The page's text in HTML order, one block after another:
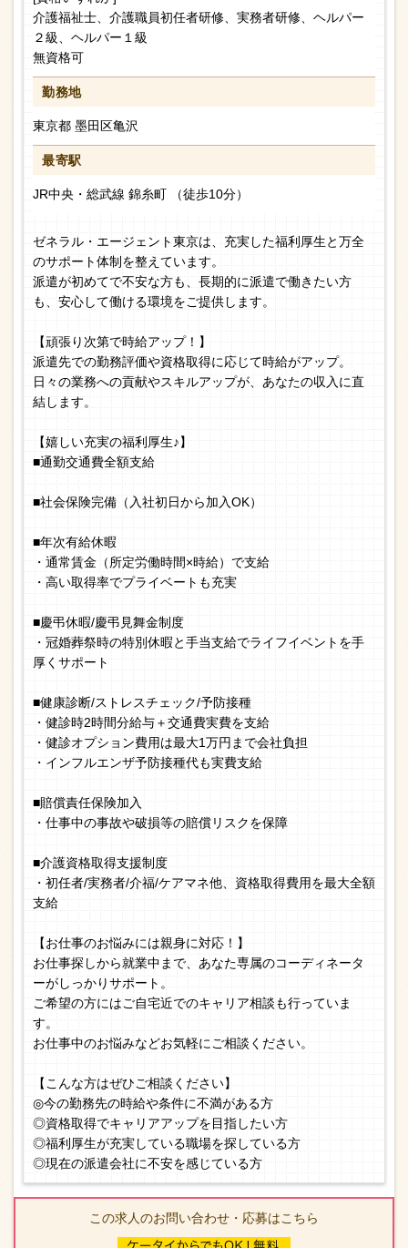
介護福祉士、介護職員初任者研修、実務者研修、ヘルパー
２級、ヘルパー１級
無資格可
勤務地
東京都 墨田区亀沢
最寄駅
JR中央・総武線 錦糸町 （徒歩10分）
ゼネラル・エージェント東京は、充実した福利厚生と万全
のサポート体制を整えています。
派遣が初めてで不安な方も、長期的に派遣で働きたい方
も、安心して働ける環境をご提供します。
【頑張り次第で時給アップ！】
派遣先での勤務評価や資格取得に応じて時給がアップ。
日々の業務への貢献やスキルアップが、あなたの収入に直
結します。
【嬉しい充実の福利厚生♪】
■通勤交通費全額支給
■社会保険完備（入社初日から加入OK）
■年次有給休暇
・通常賃金（所定労働時間×時給）で支給
・高い取得率でプライベートも充実
■慶弔休暇/慶弔見舞金制度
・冠婚葬祭時の特別休暇と手当支給でライフイベントを手
厚くサポート
■健康診断/ストレスチェック/予防接種
・健診時2時間分給与＋交通費実費を支給
・健診オプション費用は最大1万円まで会社負担
・インフルエンザ予防接種代も実費支給
■賠償責任保険加入
・仕事中の事故や破損等の賠償リスクを保障
■介護資格取得支援制度
・初任者/実務者/介福/ケアマネ他、資格取得費用を最大全額
支給
【お仕事のお悩みには親身に対応！】
お仕事探しから就業中まで、あなた専属のコーディネータ
ーがしっかりサポート。
ご希望の方にはご自宅近でのキャリア相談も行っていま
す。
お仕事中のお悩みなどお気軽にご相談ください。
【こんな方はぜひご相談ください】
◎今の勤務先の時給や条件に不満がある方
◎資格取得でキャリアアップを目指したい方
◎福利厚生が充実している職場を探している方
◎現在の派遣会社に不安を感じている方
この求人のお問い合わせ・応募はこちら